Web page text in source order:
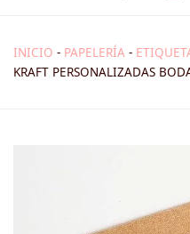
INICIO - PAPELERÍA -
KRAFT PERSONALIZADAS